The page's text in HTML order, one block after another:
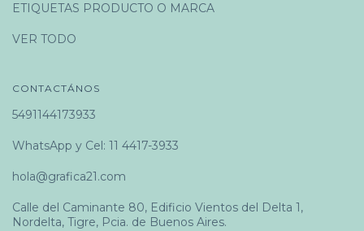
ETIQUETAS PRODUCTO O MARCA
VER TODO
CONTACTÁNOS
5491144173933
WhatsApp y Cel: 11 4417-3933
hola@grafica21.com
Calle del Caminante 80, Edificio Vientos del Delta 1,
Nordelta, Tigre, Pcia. de Buenos Aires.